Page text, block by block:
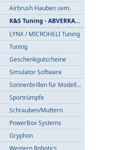
Airbrush Hauben uvm.
K&S Tuning - ABVERKAUF
LYNX / MICROHELI Tuning
Tuning
Geschenkgutscheine
Simulator Software
Sonnenbrillen für Modellflieger
Sportrümpfe
Schrauben/Muttern
PowerBox Systems
Gryphon
Western Robotics